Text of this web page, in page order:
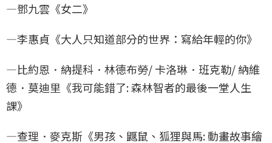
—鄧九雲《女二》
—李惠貞《大人只知道部分的世界：寫給年輕的你》
—比約恩．納提科．林德布勞/ 卡洛琳．班克勒/ 納維
德．莫迪里《我可能錯了: 森林智者的最後一堂人生
課》
—查理．麥克斯《男孩、鼴鼠、狐狸與馬: 動畫故事繪